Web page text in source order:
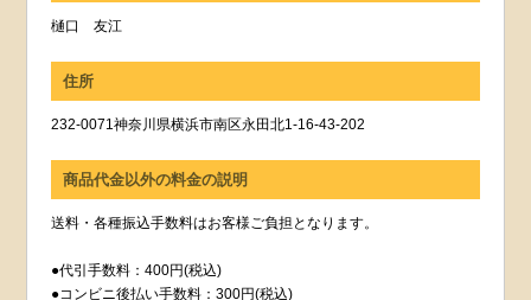
樋口 友江
住所
232-0071神奈川県横浜市南区永田北1-16-43-202
商品代金以外の料金の説明
送料・各種振込手数料はお客様ご負担となります。
●代引手数料：400円(税込)
●コンビニ後払い手数料：300円(税込)